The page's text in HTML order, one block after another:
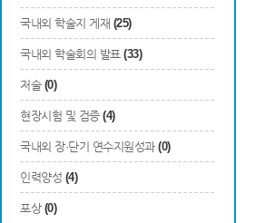
국내외 학술지 게재 (25)
국내외 학술회의 발표 (33)
저술 (0)
현장시험 및 검증 (4)
국내외 장·단기 연수지원성과 (0)
인력양성 (4)
포상 (0)